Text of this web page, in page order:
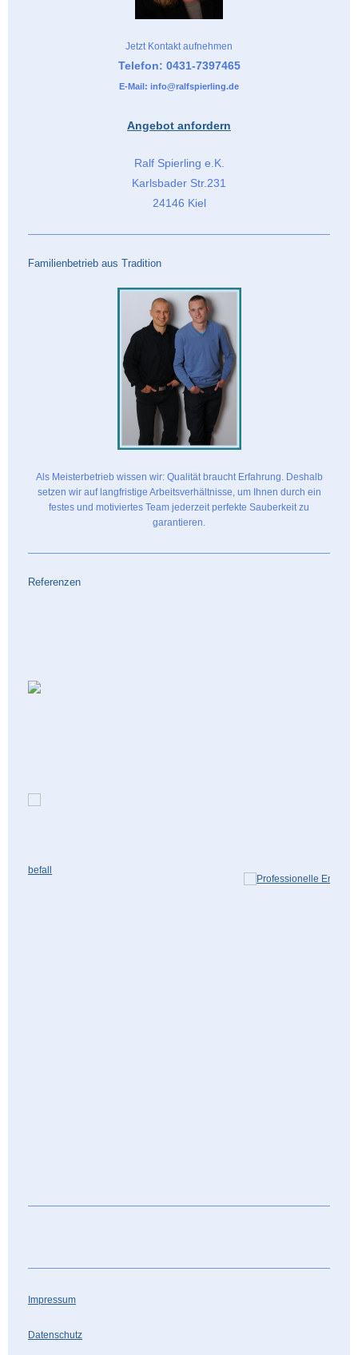
Jetzt Kontakt aufnehmen
Telefon: 0431-7397465
E-Mail: info@ralfspierling.de
Angebot anfordern
Ralf Spierling e.K.
Karlsbader Str.231
24146 Kiel
Familienbetrieb aus Tradition
Als Meisterbetrieb wissen wir: Qualität braucht Erfahrung. Deshalb
setzen wir auf langfristige Arbeitsverhältnisse, um Ihnen durch ein
festes und motiviertes Team jederzeit perfekte Sauberkeit zu
garantieren.
Referenzen
Impressum
Datenschutz